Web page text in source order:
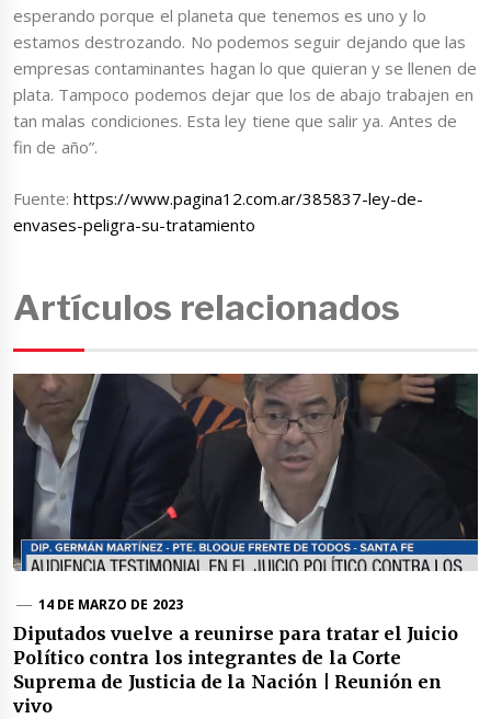
esperando porque el planeta que tenemos es uno y lo
estamos destrozando. No podemos seguir dejando que las
empresas contaminantes hagan lo que quieran y se llenen de
plata. Tampoco podemos dejar que los de abajo trabajen en
tan malas condiciones. Esta ley tiene que salir ya. Antes de
fin de año”.
Fuente:https://www.pagina12.com.ar/385837-ley-de-
envases-peligra-su-tratamiento
Artículos relacionados
14 DE MARZO DE 2023
Diputados vuelve a reunirse para tratar el Juicio
Político contra los integrantes de la Corte
Suprema de Justicia de la Nación | Reunión en
vivo